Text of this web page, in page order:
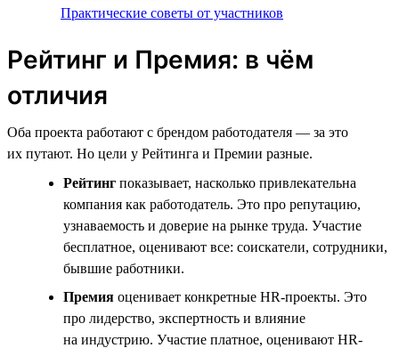
Практические советы от участников
Рейтинг и Премия: в чём
отличия
Оба проекта работают с брендом работодателя — за это
их путают. Но цели у Рейтинга и Премии разные.
Рейтинг показывает, насколько привлекательна
компания как работодатель. Это про репутацию,
узнаваемость и доверие на рынке труда. Участие
бесплатное, оценивают все: соискатели, сотрудники,
бывшие работники.
Премия оценивает конкретные HR-проекты. Это
про лидерство, экспертность и влияние
на индустрию. Участие платное, оценивают HR-